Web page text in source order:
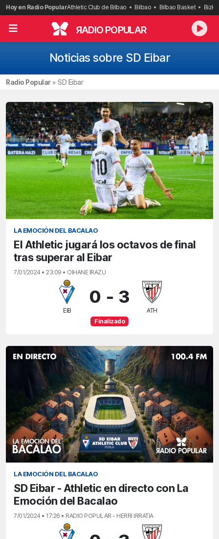
Saltar
al
contenido
Hoy en Radio PopularAthletic Club de Bilbao Bilbao Bilbao Basket
RADIO POPULAR
Noticias sobre SD Eibar
Radio Popular» SD Eibar
LA EMOCIÓN DEL BACALAO
El Athletic jugará los octavos de final
tras superar al Eibar
7/01/2024 • 23:09 • OIHANE IRAZU
EIB
0 - 3
ATH
Finalizado
LA EMOCIÓN DEL BACALAO
SD Eibar - Athletic en directo con La
Emoción del Bacalao
7/01/2024 • 17:26 • RADIO POPULAR - HERRI IRRATIA